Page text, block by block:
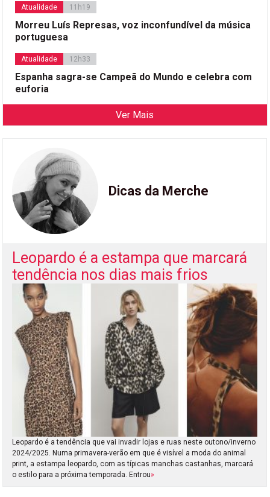
Atualidade 11h19
Morreu Luís Represas, voz inconfundível da música
portuguesa
Atualidade 12h33
Espanha sagra-se Campeã do Mundo e celebra com
euforia
Ver Mais
Dicas da Merche
Leopardo é a estampa que marcará
tendência nos dias mais frios
Leopardo é a tendência que vai invadir lojas e ruas neste outono/inverno
2024/2025. Numa primavera-verão em que é visível a moda do animal
print, a estampa leopardo, com as típicas manchas castanhas, marcará
o estilo para a próxima temporada. Entrou»